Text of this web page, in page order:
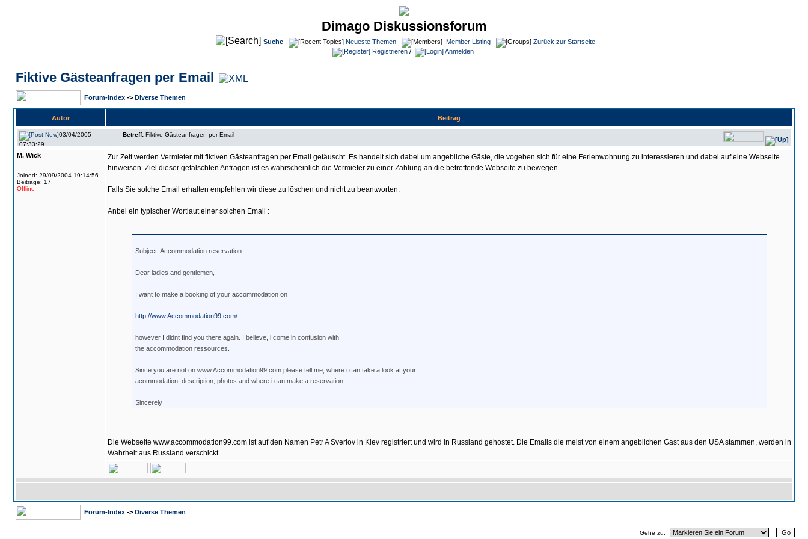
Dimago Diskussionsforum
Suche Neueste Themen Member Listing
Zurück zur Startseite
Registrieren / Anmelden
Fiktive Gästeanfragen per Email
Forum-Index -> Diverse Themen
Autor Beitrag
03/04/2005
07:33:29
Betreff: Fiktive Gästeanfragen per Email
M. Wick
Joined: 29/09/2004 19:14:56
Beiträge: 17
Offline
Zur Zeit werden Vermieter mit fiktiven Gästeanfragen per Email getäuscht. Es handelt sich dabei um angebliche Gäste, die vogeben sich für eine Ferienwohnung zu interessieren und dabei auf eine Webseite
hinweisen. Ziel dieser gefälschten Anfragen ist es wahrscheinlich die Vermieter zu einer Zahlung an die betreffende Webseite zu bewegen.
Falls Sie solche Email erhalten empfehlen wir diese zu löschen und nicht zu beantworten.
Anbei ein typischer Wortlaut einer solchen Email :
Subject: Accommodation reservation
Dear ladies and gentlemen,
I want to make a booking of your accommodation on
http://www.Accommodation99.com/
however I didnt find you there again. I believe, i come in confusion with
the accommodation ressources.
Since you are not on www.Accommodation99.com please tell me, where i can take a look at your
acommodation, description, photos and where i can make a reservation.
Sincerely
Die Webseite www.accommodation99.com ist auf den Namen Petr A Sverlov in Kiev registriert und wird in Russland gehostet. Die Emails die meist von einem angeblichen Gast aus den USA stammen, werden in
Wahrheit aus Russland verschickt.
Forum-Index -> Diverse Themen
Gehe zu: